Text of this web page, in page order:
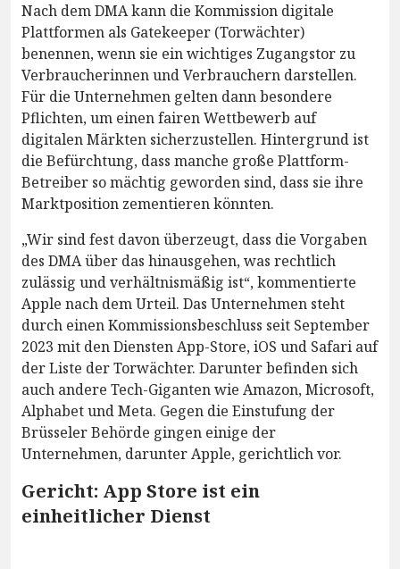
Nach dem DMA kann die Kommission digitale
Plattformen als Gatekeeper (Torwächter)
benennen, wenn sie ein wichtiges Zugangstor zu
Verbraucherinnen und Verbrauchern darstellen.
Für die Unternehmen gelten dann besondere
Pflichten, um einen fairen Wettbewerb auf
digitalen Märkten sicherzustellen. Hintergrund ist
die Befürchtung, dass manche große Plattform-
Betreiber so mächtig geworden sind, dass sie ihre
Marktposition zementieren könnten.
„Wir sind fest davon überzeugt, dass die Vorgaben
des DMA über das hinausgehen, was rechtlich
zulässig und verhältnismäßig ist“, kommentierte
Apple nach dem Urteil. Das Unternehmen steht
durch einen Kommissionsbeschluss seit September
2023 mit den Diensten App-Store, iOS und Safari auf
der Liste der Torwächter. Darunter befinden sich
auch andere Tech-Giganten wie Amazon, Microsoft,
Alphabet und Meta. Gegen die Einstufung der
Brüsseler Behörde gingen einige der
Unternehmen, darunter Apple, gerichtlich vor.
Gericht: App Store ist ein
einheitlicher Dienst